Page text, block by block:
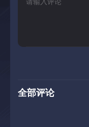
全部评论